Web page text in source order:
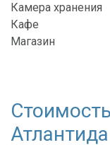
Камера хранения
Кафе
Магазин